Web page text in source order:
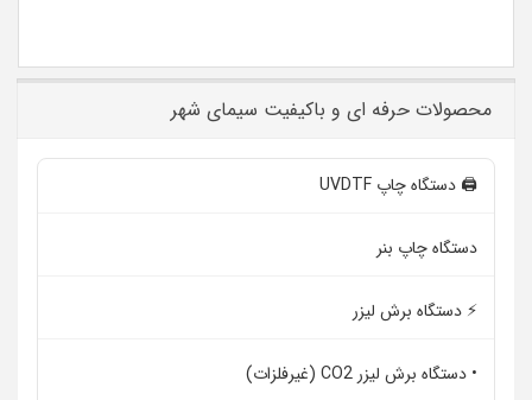
محصولات حرفه ای و باکیفیت سیمای شهر
🖨️ دستگاه چاپ UVDTF
دستگاه چاپ بنر
⚡ دستگاه برش لیزر
• دستگاه برش لیزر CO2 (غیرفلزات)